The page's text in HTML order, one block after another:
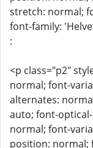
stretch: normal;
font-family:
:
<p class="p2"
normal; font-
alternates:
auto; font-
normal; font-
position: normal;